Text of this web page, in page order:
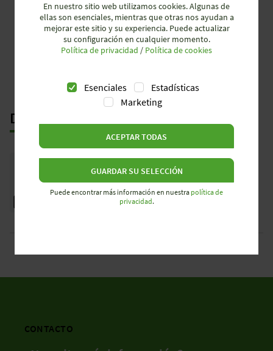
Grado de protección
Hasta
IP65
DESCARGAS
revos Industrial Multipole Connector -
Catalog
0530.1 | 42 MB
CONTACTO
En nuestro sitio web utilizamos cookies. Algunas de
ellas son esenciales, mientras que otras nos ayudan a
mejorar este sitio y su experiencia. Puede actualizar
su configuración en cualquier momento.
Política de privacidad / Política de cookies
Esenciales
Estadísticas
Marketing
ACEPTAR TODAS
GUARDAR SU SELECCIÓN
Puede encontrar más información en nuestra política de
privacidad.